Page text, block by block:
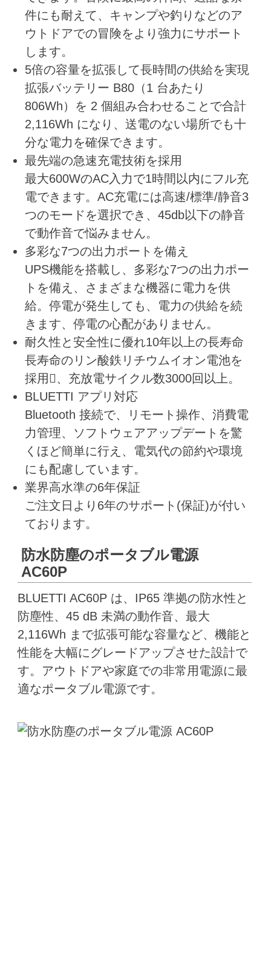
件にも耐えて、キャンプや釣りなどのア
ウトドアでの冒険をより強力にサポート
します。
5倍の容量を拡張して長時間の供給を実現
拡張バッテリー B80（1 台あたり
806Wh）を 2 個組み合わせることで合計
2,116Wh になり、送電のない場所でも十
分な電力を確保できます。
最先端の急速充電技術を採用
最大600WのAC入力で1時間以内にフル充
電できます。AC充電には高速/標準/静音3
つのモードを選択でき、45db以下の静音
で動作音で悩みません。
多彩な7つの出力ポートを備え
UPS機能を搭載し、多彩な7つの出力ポー
トを備え、さまざまな機器に電力を供
給。停電が発生しても、電力の供給を続
きます、停電の心配がありません。
耐久性と安全性に優れ10年以上の長寿命
長寿命のリン酸鉄リチウムイオン電池を
採用、充放電サイクル数3000回以上。
BLUETTI アプリ対応
Bluetooth 接続で、リモート操作、消費電
力管理、ソフトウェアアップデートを驚
くほど簡単に行え、電気代の節約や環境
にも配慮しています。
業界高水準の6年保証
ご注文日より6年のサポート(保証)が付い
ております。
防水防塵のポータブル電源
AC60P
BLUETTI AC60P は、IP65 準拠の防水性と
防塵性、45 dB 未満の動作音、最大
2,116Wh まで拡張可能な容量など、機能と
性能を大幅にグレードアップさせた設計で
す。アウトドアや家庭での非常用電源に最
適なポータブル電源です。